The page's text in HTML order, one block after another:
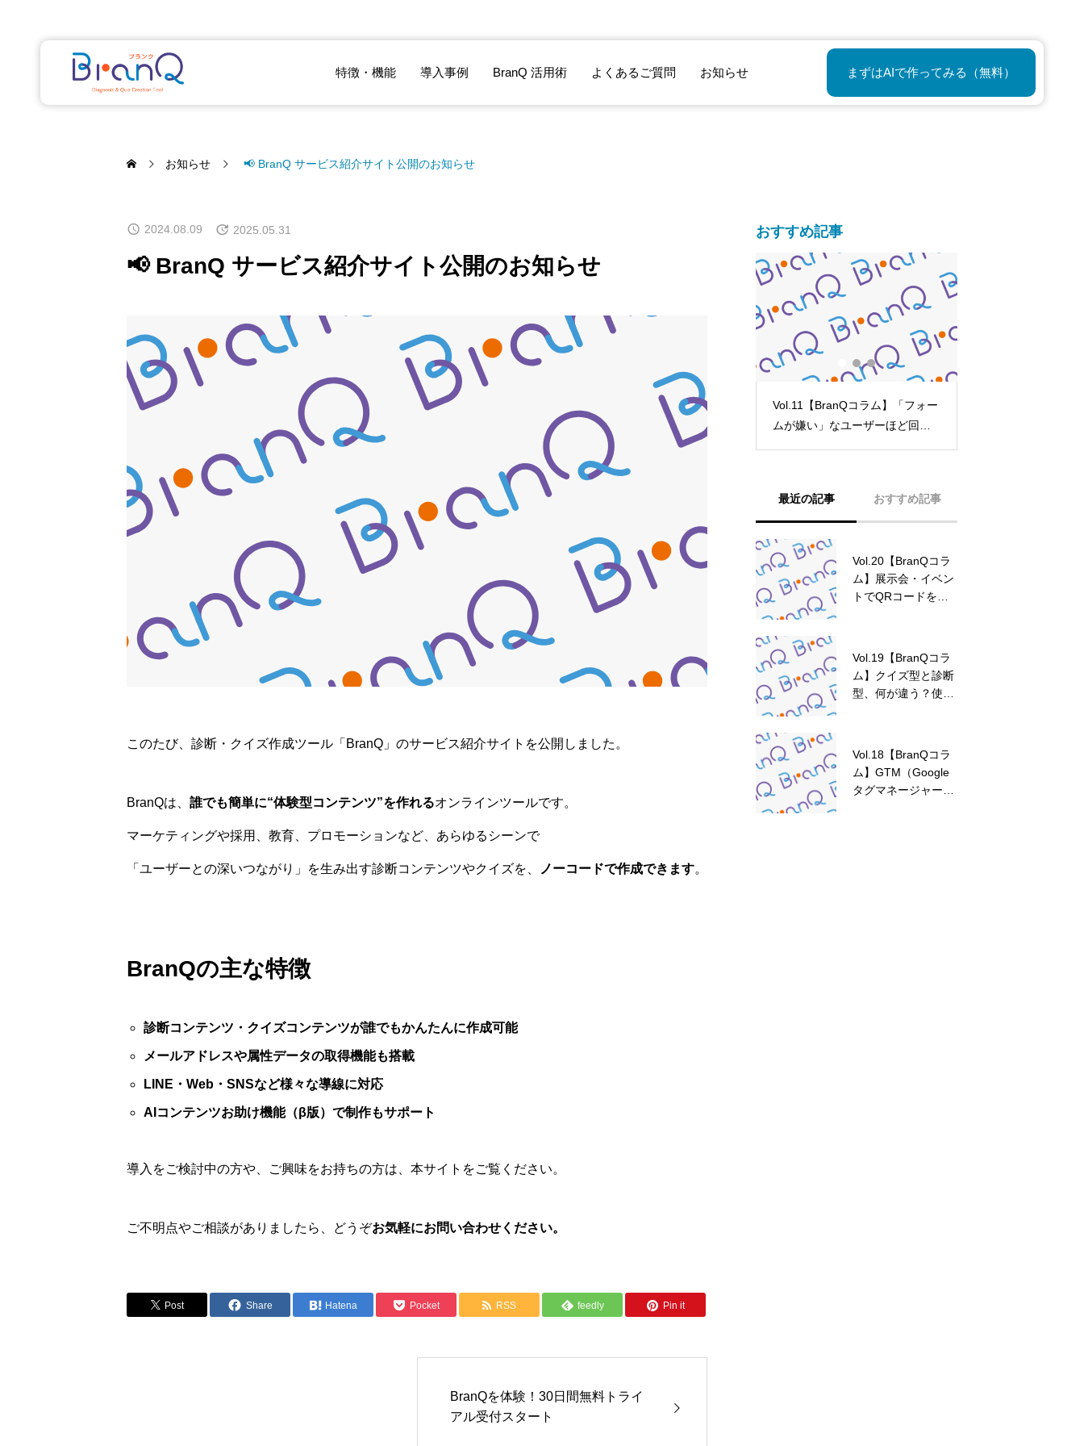
特徴・機能 導入事例 BranQ 活用術 よくあるご質問 お知らせ まずはAIで作ってみる（無料）
お知らせ 📢 BranQ サービス紹介サイト公開のお知らせ
2024.08.09 2025.05.31
📢 BranQ サービス紹介サイト公開のお知らせ
このたび、診断・クイズ作成ツール「BranQ」のサービス紹介サイトを公開しました。
BranQは、 誰でも簡単に“体験型コンテンツ”を作れるオンラインツールです。
マーケティングや採用、教育、プロモーションなど、あらゆるシーンで
「ユーザーとの深いつながり」を生み出す診断コンテンツやクイズを、 ノーコードで作成できます。
BranQの主な特徴
診断コンテンツ・クイズコンテンツが誰でもかんたんに作成可能
メールアドレスや属性データの取得機能も搭載
LINE・Web・SNSなど様々な導線に対応
AIコンテンツお助け機能（β版）で制作もサポート
導入をご検討中の方や、ご興味をお持ちの方は、本サイトをご覧ください。
ご不明点やご相談がありましたら、どうぞお気軽にお問い合わせください。
Post Share Hatena Pocket RSS feedly Pin it
BranQを体験！30日間無料トライ
アル受付スタート
おすすめ記事
Vol.11【BranQコラム】「フォー
ムが嫌い」なユーザーほど回答
してくれる——BranQのフォーム
型とは
Vol.18【BranQコラム】
GTM（Googleタグマネージャ
最近の記事 おすすめ記事
Vol.20【BranQコラ
ム】展示会・イベン
トでQRコードを活
Vol.19【BranQコラ
ム】クイズ型と診断
型、何が違う？使い
Vol.18【BranQコラ
ム】GTM（Google
タグマネージャー）
Vol.15【BranQコラ
ム】「獲得リスト」
って何？回答者デー
Vol.06【BranQコラ
ム】せっかく作った
コンテンツ、見ても
設定方法
Vol.16【BranQコラ
ム】表紙画像を変え
るだけで、回答率が